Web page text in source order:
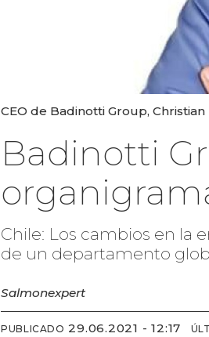
CEO de Badinotti Group,
Badinotti
Chile: Los cambios en la
de un departamento
Salmonexpert
PUBLICADO 29.06.2021 - 12:17